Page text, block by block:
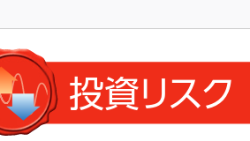
投資リスク